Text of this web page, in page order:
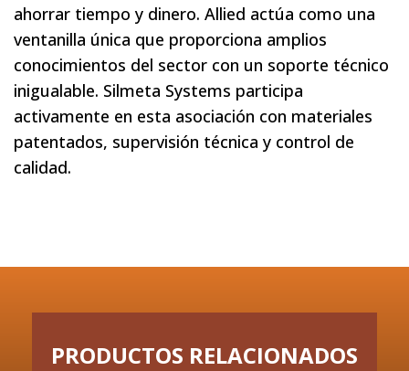
ahorrar tiempo y dinero. Allied actúa como una
ventanilla única que proporciona amplios
conocimientos del sector con un soporte técnico
inigualable. Silmeta Systems participa
activamente en esta asociación con materiales
patentados, supervisión técnica y control de
calidad.
PRODUCTOS RELACIONADOS